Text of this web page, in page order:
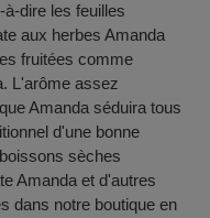
dire les feuilles
aux herbes Amanda
fruitées comme
L'arôme assez
Amanda séduira tous
d'une bonne
sèches
Amanda et d'autres
dans notre boutique en